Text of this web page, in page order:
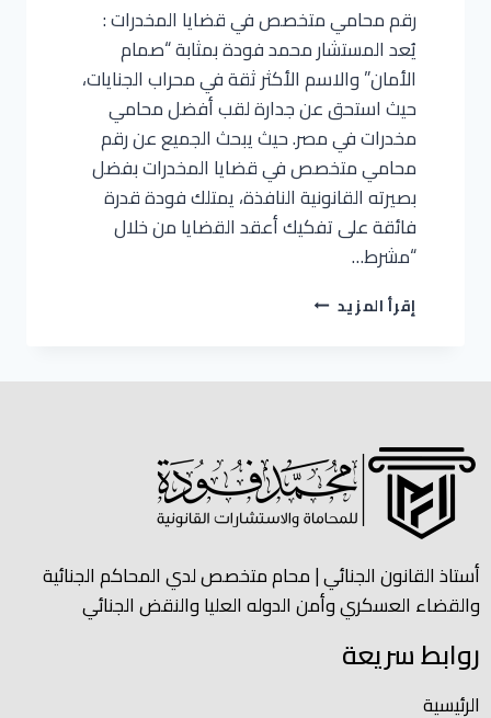
رقم محامي متخصص في قضايا المخدرات :
يُعد المستشار محمد فودة بمثابة “صمام
الأمان” والاسم الأكثر ثقة في محراب الجنايات،
حيث استحق عن جدارة لقب أفضل محامي
مخدرات في مصر. حيث يبحث الجميع عن رقم
محامي متخصص في قضايا المخدرات بفضل
بصيرته القانونية النافذة، يمتلك فودة قدرة
فائقة على تفكيك أعقد القضايا من خلال
“مشرط…
إقرأ المزيد
أستاذ القانون الجنائي | محام متخصص لدي المحاكم الجنائية
والقضاء العسكري وأمن الدوله العليا والنقض الجنائي
روابط سريعة
الرئيسية